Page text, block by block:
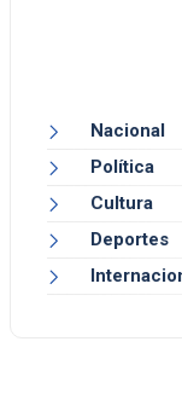
Nacional
Política
Cultura
Deportes